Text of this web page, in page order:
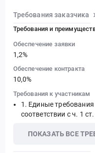
Требования заказчика
Требования и
Обеспечение заявки
1,2%
Обеспечение контракта
10,0%
Требования к участникам
Единые
соответствии с ч. 1
ПОКАЗАТЬ ВСЕ